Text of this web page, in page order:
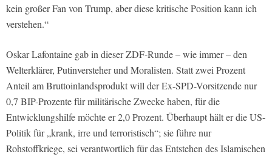
kein großer Fan von Trump, aber diese kritische Position kann ich
verstehen.“
Oskar Lafontaine gab in dieser ZDF-Runde – wie immer – den
Welterklärer, Putinversteher und Moralisten. Statt zwei Prozent
Anteil am Bruttoinlandsprodukt will der Ex-SPD-Vorsitzende nur
0,7 BIP-Prozente für militärische Zwecke haben, für die
Entwicklungshilfe möchte er 2,0 Prozent. Überhaupt hält er die US-
Politik für „krank, irre und terroristisch“; sie führe nur
Rohstoffkriege, sei verantwortlich für das Entstehen des Islamischen